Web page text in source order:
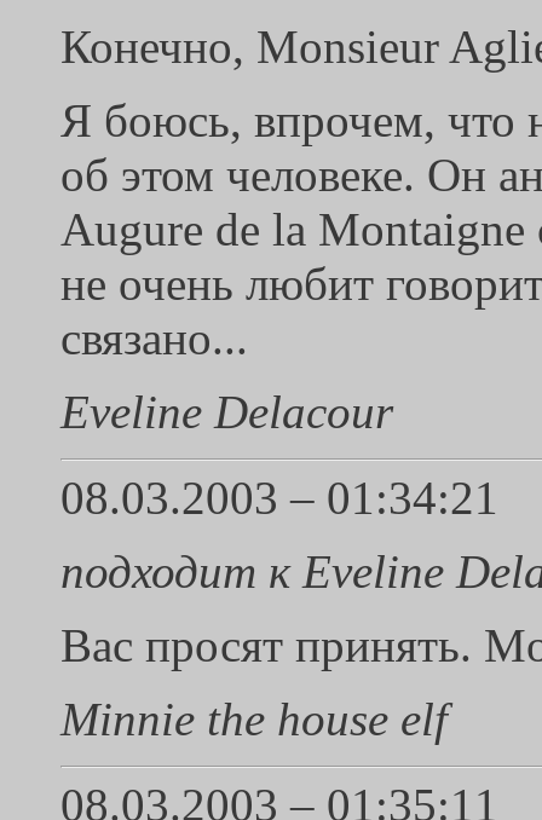
Конечно, Monsieur
Я боюсь, впрочем, что
об этом человеке. Он
Augure de la Montaigne
не очень любит
связано...
Eveline Delacour
08.03.2003 – 01:34:21
подходит к Eveline
Вас просят принять.
Minnie the house elf
08.03.2003 – 01:35:11